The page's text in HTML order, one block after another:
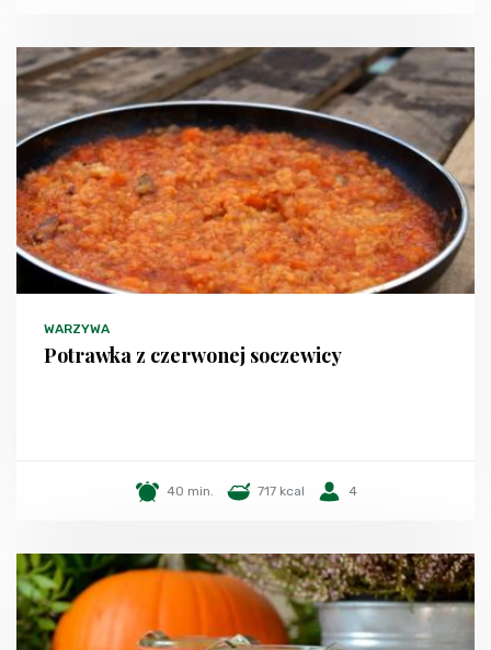
WARZYWA
Potrawka z czerwonej soczewicy
40 min. 717 kcal 4